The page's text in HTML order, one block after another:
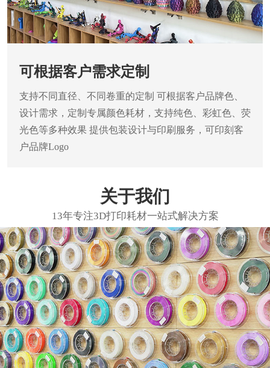
可根据客户需求定制
支持不同直径、不同卷重的定制 可根据客户品牌色、
设计需求，定制专属颜色耗材，支持纯色、彩虹色、荧
光色等多种效果 提供包装设计与印刷服务，可印刻客
户品牌Logo
关于我们